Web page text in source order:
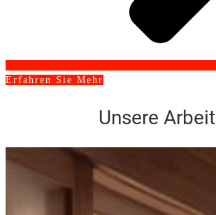
Erfahren Sie Mehr
Unsere Arbeit